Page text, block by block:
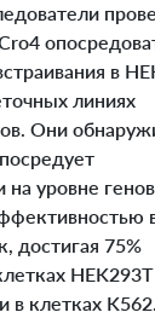
в
линиях
Они
на уровне
достигая 75%
в клетках K562.